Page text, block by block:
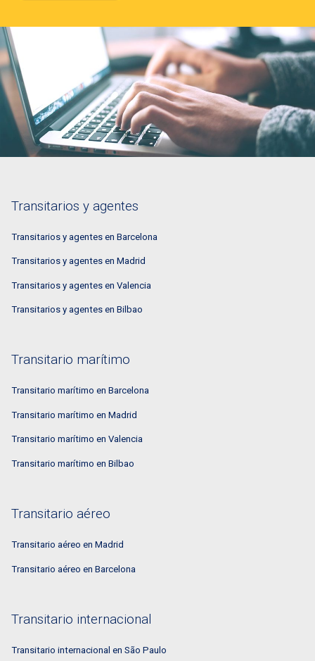
Transitarios y agentes
Transitarios y agentes en Barcelona
Transitarios y agentes en Madrid
Transitarios y agentes en Valencia
Transitarios y agentes en Bilbao
Transitario marítimo
Transitario marítimo en Barcelona
Transitario marítimo en Madrid
Transitario marítimo en Valencia
Transitario marítimo en Bilbao
Transitario aéreo
Transitario aéreo en Madrid
Transitario aéreo en Barcelona
Transitario internacional
Transitario internacional en São Paulo